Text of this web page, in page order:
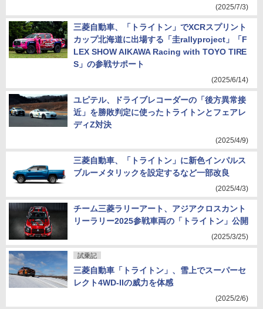
(2025/7/3)
三菱自動車、「トライトン」でXCRスプリント
カップ北海道に出場する「圭rallyproject」「F
LEX SHOW AIKAWA Racing with TOYO TIRE
S」の参戦サポート
(2025/6/14)
ユピテル、ドライブレコーダーの「後方異常接
近」を勝敗判定に使ったトライトンとフェアレ
ディZ対決
(2025/4/9)
三菱自動車、「トライトン」に新色インパルス
ブルーメタリックを設定するなど一部改良
(2025/4/3)
チーム三菱ラリーアート、アジアクロスカント
リーラリー2025参戦車両の「トライトン」公開
(2025/3/25)
試乗記
三菱自動車「トライトン」、雪上でスーパーセ
レクト4WD-IIの威力を体感
(2025/2/6)